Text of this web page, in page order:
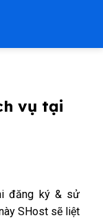
vụ tại
đăng ký & sử
SHost sẽ liệt